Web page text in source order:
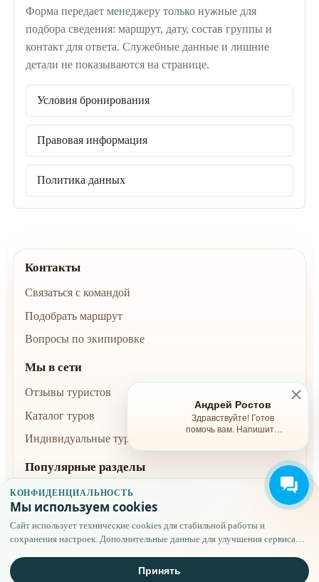
Андрей Ростов
Здравствуйте! Готов
помочь вам. Напишите
вопросы.
Форма передает менеджеру только нужные для
подбора сведения: маршрут, дату, состав группы и
контакт для ответа. Служебные данные и лишние
детали не показываются на странице.
Условия бронирования
Правовая информация
Политика данных
Контакты
Связаться с командой
Подобрать маршрут
Вопросы по экипировке
Мы в сети
Отзывы туристов
Каталог туров
Индивидуальные туры
Популярные разделы
Туры и расписание
Безопасность
Условия бронирования
КОНФИДЕНЦИАЛЬНОСТЬ
Мы используем cookies
Сайт использует технические cookies для стабильной работы и
сохранения настроек. Дополнительные данные для улучшения сервиса
Принять